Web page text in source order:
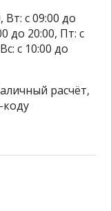
с 09:00 до
до 20:00, Пт: с
с 10:00 до
расчёт,
коду